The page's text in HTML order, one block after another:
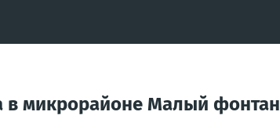
в микрорайоне Малый фонтан